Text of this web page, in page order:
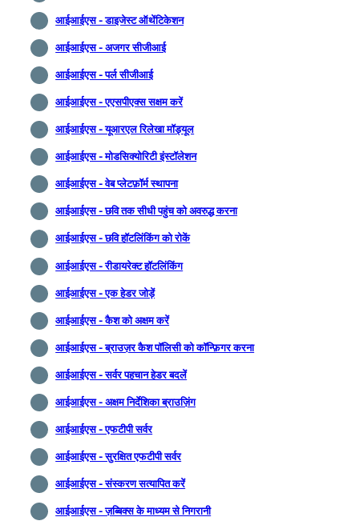
आईआईएस - डाइजेस्ट ऑथेंटिकेशन
आईआईएस - अजगर सीजीआई
आईआईएस - पर्ल सीजीआई
आईआईएस - एएसपीएक्स सक्षम करें
आईआईएस - यूआरएल रिलेखा मॉड्यूल
आईआईएस - मोडसिक्योरिटी इंस्टॉलेशन
आईआईएस - वेब प्लेटफ़ॉर्म स्थापना
आईआईएस - छवि तक सीधी पहुंच को अवरुद्ध करना
आईआईएस - छवि हॉटलिंकिंग को रोकें
आईआईएस - रीडायरेक्ट हॉटलिंकिंग
आईआईएस - एक हेडर जोड़ें
आईआईएस - कैश को अक्षम करें
आईआईएस - ब्राउज़र कैश पॉलिसी को कॉन्फ़िगर करना
आईआईएस - सर्वर पहचान हेडर बदलें
आईआईएस - अक्षम निर्देशिका ब्राउज़िंग
आईआईएस - एफटीपी सर्वर
आईआईएस - सुरक्षित एफटीपी सर्वर
आईआईएस - संस्करण सत्यापित करें
आईआईएस - ज़ब्बिक्स के माध्यम से निगरानी